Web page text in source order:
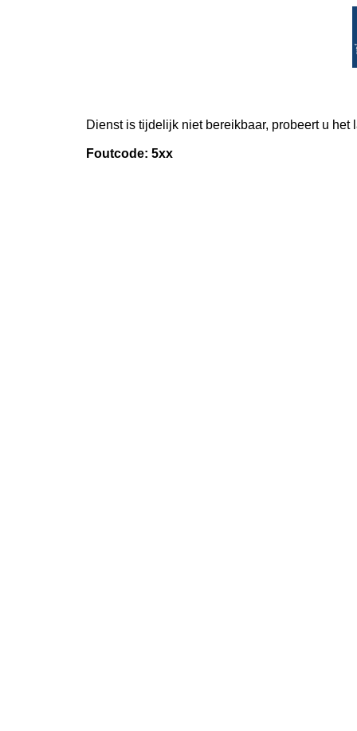
Dienst is tijdelijk niet bereikbaar, probeert u het
Foutcode: 5xx